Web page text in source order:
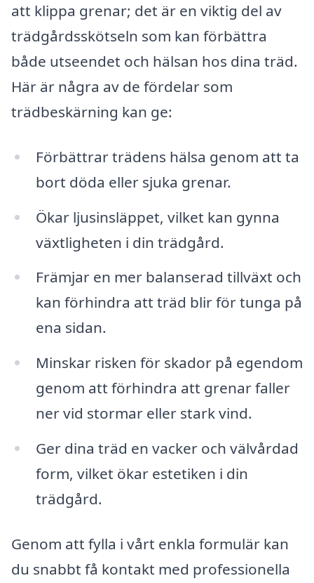
att klippa grenar; det är en viktig del av
trädgårdsskötseln som kan förbättra
både utseendet och hälsan hos dina träd.
Här är några av de fördelar som
trädbeskärning kan ge:
Förbättrar trädens hälsa genom att ta
bort döda eller sjuka grenar.
Ökar ljusinsläppet, vilket kan gynna
växtligheten i din trädgård.
Främjar en mer balanserad tillväxt och
kan förhindra att träd blir för tunga på
ena sidan.
Minskar risken för skador på egendom
genom att förhindra att grenar faller
ner vid stormar eller stark vind.
Ger dina träd en vacker och välvårdad
form, vilket ökar estetiken i din
trädgård.
Genom att fylla i vårt enkla formulär kan
du snabbt få kontakt med professionella